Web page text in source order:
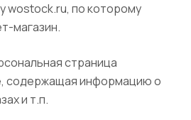
wostock.ru, по которому
магазин.
страница
содержащая информацию о
и т.п.